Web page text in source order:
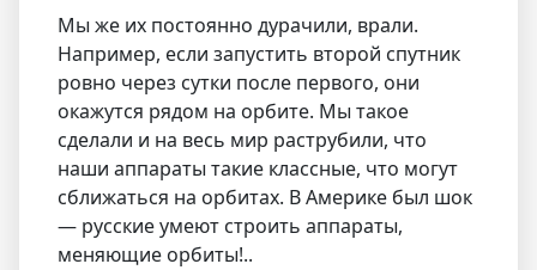
Мы же их постоянно дурачили, врали.
Например, если запустить второй спутник
ровно через сутки после первого, они
окажутся рядом на орбите. Мы такое
сделали и на весь мир раструбили, что
наши аппараты такие классные, что могут
сближаться на орбитах. В Америке был шок
— русские умеют строить аппараты,
меняющие орбиты!..